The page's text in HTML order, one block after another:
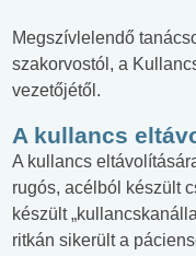
Megszívlelendő
szakorvostól, a
vezetőjétől.
A kullancs
A kullancs
rugós, acélból készült
készült
ritkán sikerült a